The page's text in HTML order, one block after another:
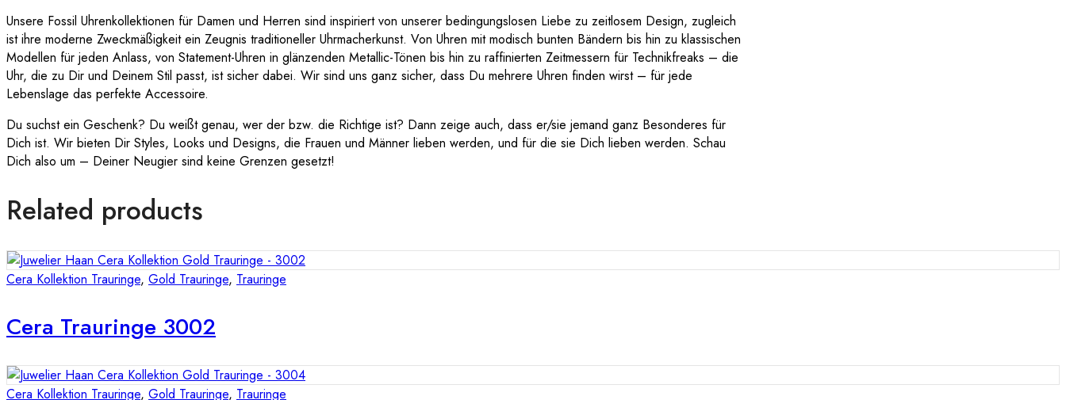
Unsere Fossil Uhrenkollektionen für Damen und Herren sind inspiriert von unserer bedingungslosen Liebe zu zeitlosem Design, zugleich
ist ihre moderne Zweckmäßigkeit ein Zeugnis traditioneller Uhrmacherkunst. Von Uhren mit modisch bunten Bändern bis hin zu klassischen
Modellen für jeden Anlass, von Statement-Uhren in glänzenden Metallic-Tönen bis hin zu raffinierten Zeitmessern für Technikfreaks – die
Uhr, die zu Dir und Deinem Stil passt, ist sicher dabei. Wir sind uns ganz sicher, dass Du mehrere Uhren finden wirst – für jede
Lebenslage das perfekte Accessoire.
Du suchst ein Geschenk? Du weißt genau, wer der bzw. die Richtige ist? Dann zeige auch, dass er/sie jemand ganz Besonderes für
Dich ist. Wir bieten Dir Styles, Looks und Designs, die Frauen und Männer lieben werden, und für die sie Dich lieben werden. Schau
Dich also um – Deiner Neugier sind keine Grenzen gesetzt!
Related products
Cera Kollektion Trauringe, Gold Trauringe, Trauringe
Cera Trauringe 3002
Cera Kollektion Trauringe, Gold Trauringe, Trauringe